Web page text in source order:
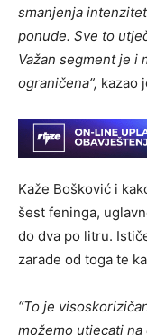
smanjenja
ponude. Sve to
Važan segment je i
ograničena”, kazao
Kaže Bošković i
šest feninga,
do dva po litru.
zarade od toga te
“To je
možemo utjecati